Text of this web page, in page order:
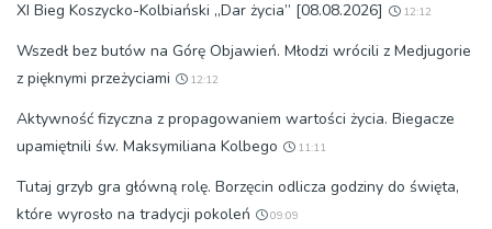
XI Bieg Koszycko-Kolbiański „Dar życia” [08.08.2026] 12:12
Wszedł bez butów na Górę Objawień. Młodzi wrócili z Medjugorie
z pięknymi przeżyciami
12:12
Aktywność fizyczna z propagowaniem wartości życia. Biegacze
upamiętnili św. Maksymiliana Kolbego
11:11
Tutaj grzyb gra główną rolę. Borzęcin odlicza godziny do święta,
które wyrosło na tradycji pokoleń
09:09